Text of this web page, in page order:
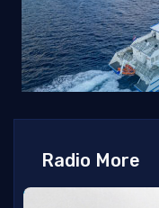
Radio More